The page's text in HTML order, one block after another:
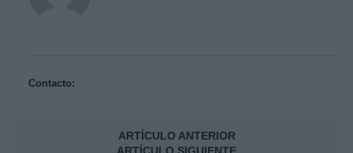
Contacto:
ARTÍCULO ANTERIOR